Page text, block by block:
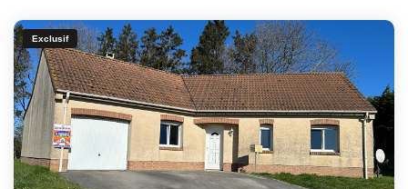
Exclusif